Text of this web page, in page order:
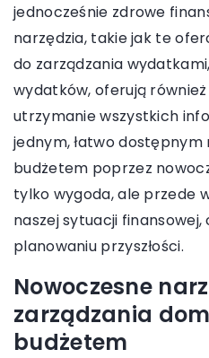
jednocześnie zdrowe
narzędzia, takie jak te
do zarządzania
wydatków, oferują
utrzymanie wszystkich
jednym, łatwo dostępnym
budżetem poprzez
tylko wygoda, ale przede
naszej sytuacji
planowaniu przyszłości.
Nowoczesne
zarządzania
budżetem